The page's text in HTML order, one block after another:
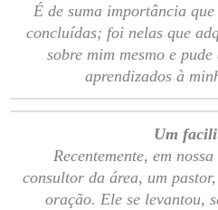
É de suma importância
concluídas; foi nelas que
sobre mim mesmo e
aprendizados à
Um
Recentemente, em
consultor da área, um
oração. Ele se levantou,